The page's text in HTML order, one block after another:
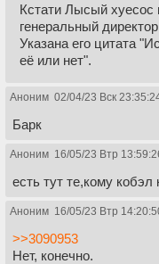
Кстати Лысый хуесос
генеральный
Указана его цитата
её или нет".
Аноним 02/04/23 Вск
Барк
Аноним 16/05/23 Втр
есть тут те,кому
Аноним 16/05/23 Втр
>>3090953
Нет, конечно.